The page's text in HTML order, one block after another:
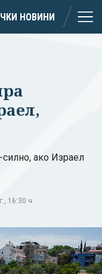
НОВИНИ
ако Израел
16:30 ч.